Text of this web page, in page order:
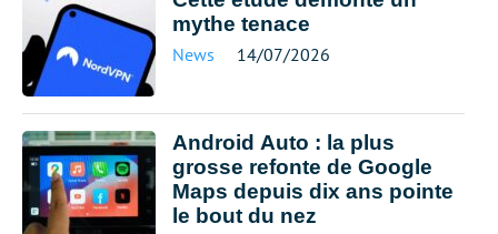
mythe tenace
News 14/07/2026
Android Auto : la plus
grosse refonte de Google
Maps depuis dix ans pointe
le bout du nez